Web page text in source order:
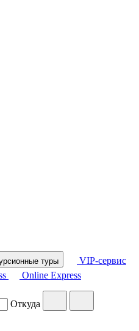
туры
VIP-сервис
Online Express
Откуда